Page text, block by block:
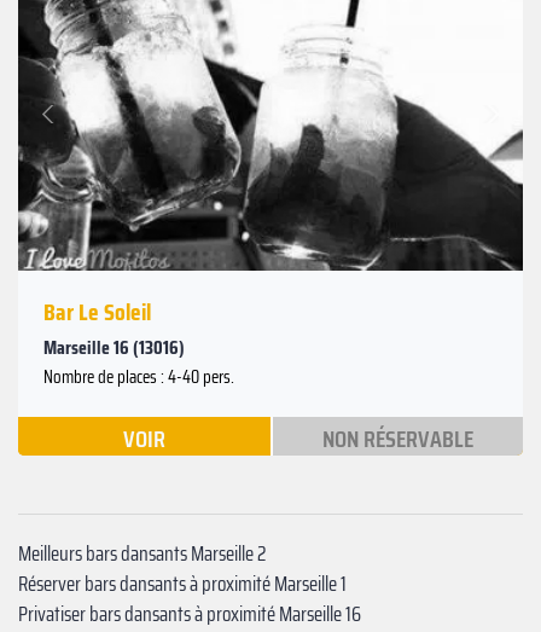
Précédent
Bar Le Soleil
Marseille 16 (13016)
Nombre de places : 4-40 pers.
VOIR NON RÉSERVABLE
Meilleurs bars dansants Marseille 2
Réserver bars dansants à proximité Marseille 1
Privatiser bars dansants à proximité Marseille 16